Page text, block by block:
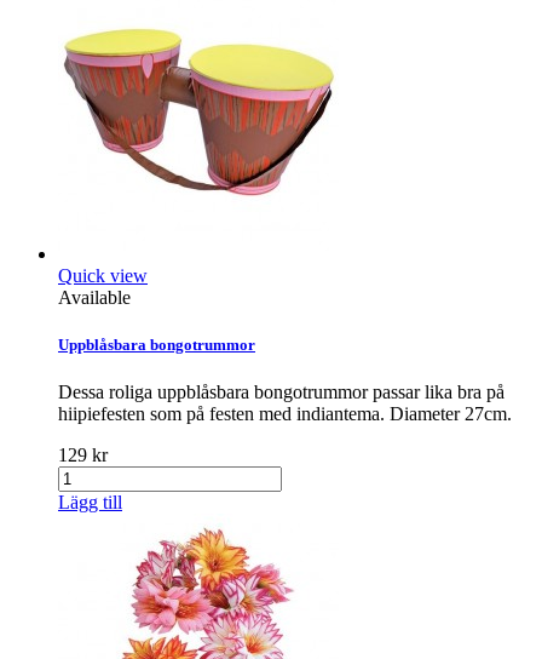
Quick view
Available
Uppblåsbara bongotrummor
Dessa roliga uppblåsbara bongotrummor passar lika bra på
hiipiefesten som på festen med indiantema. Diameter 27cm.
129 kr
Lägg till